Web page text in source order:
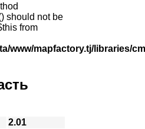
should not be
from
www/mapfactory.tj/libraries/
2.01